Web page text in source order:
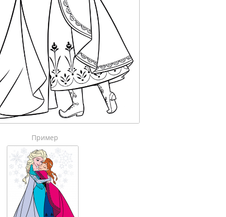
Пример